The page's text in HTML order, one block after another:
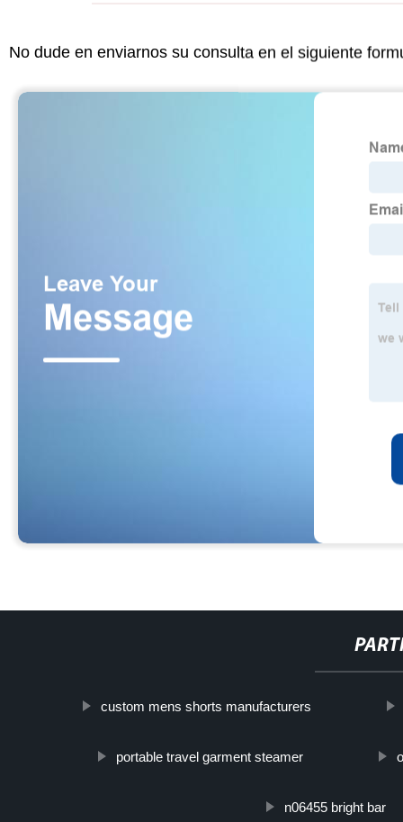
No dude en enviarnos su consulta en el siguiente
custom mens shorts manufacturers
portable travel garment steamer
n06455 bright bar